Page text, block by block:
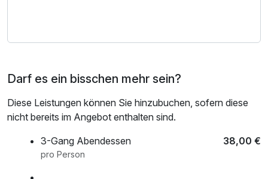
Darf es ein bisschen mehr sein?
Diese Leistungen können Sie hinzubuchen, sofern diese
nicht bereits im Angebot enthalten sind.
3-Gang Abendessen
38,00 €
pro Person